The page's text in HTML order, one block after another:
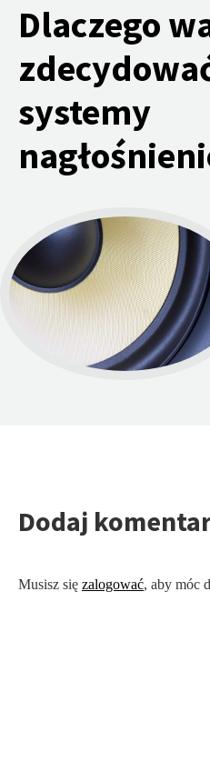
Dlaczego
systemy
Dodaj
Musisz się zalogować, aby móc